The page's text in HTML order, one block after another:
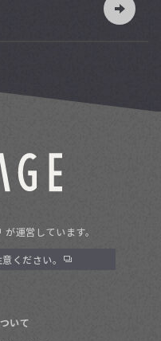
が運営しています。
ください。
いて